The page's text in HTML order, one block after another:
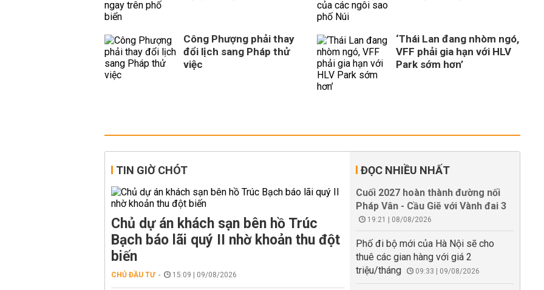
Công Phượng phải thay
đổi lịch sang Pháp thử
việc
‘Thái Lan đang nhòm ngó,
VFF phải gia hạn với HLV
Park sớm hơn’
TIN GIỜ CHÓT
Chủ dự án khách sạn bên hồ Trúc
Bạch báo lãi quý II nhờ khoản thu đột
biến
CHỦ ĐẦU TƯ 15:09 | 09/08/2026
ĐỌC NHIỀU NHẤT
Cuối 2027 hoàn thành đường nối
Pháp Vân - Cầu Giẽ với Vành đai 3
19:21 | 08/08/2026
Phố đi bộ mới của Hà Nội sẽ cho
thuê các gian hàng với giá 2
triệu/tháng
09:33 | 09/08/2026